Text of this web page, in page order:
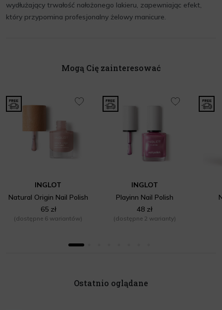
wydłużający trwałość nałożonego lakieru, zapewniając efekt,
który przypomina profesjonalny żelowy manicure.
Mogą Cię zainteresować
INGLOT
Natural Origin Nail Polish
65 zł
(dostępne 6 wariantów)
INGLOT
Playinn Nail Polish
48 zł
(dostępne 2 warianty)
Ostatnio oglądane